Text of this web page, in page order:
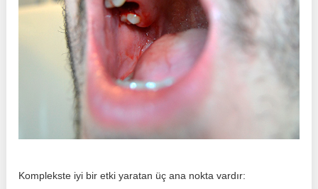
Komplekste iyi bir etki yaratan üç ana nokta vardır: